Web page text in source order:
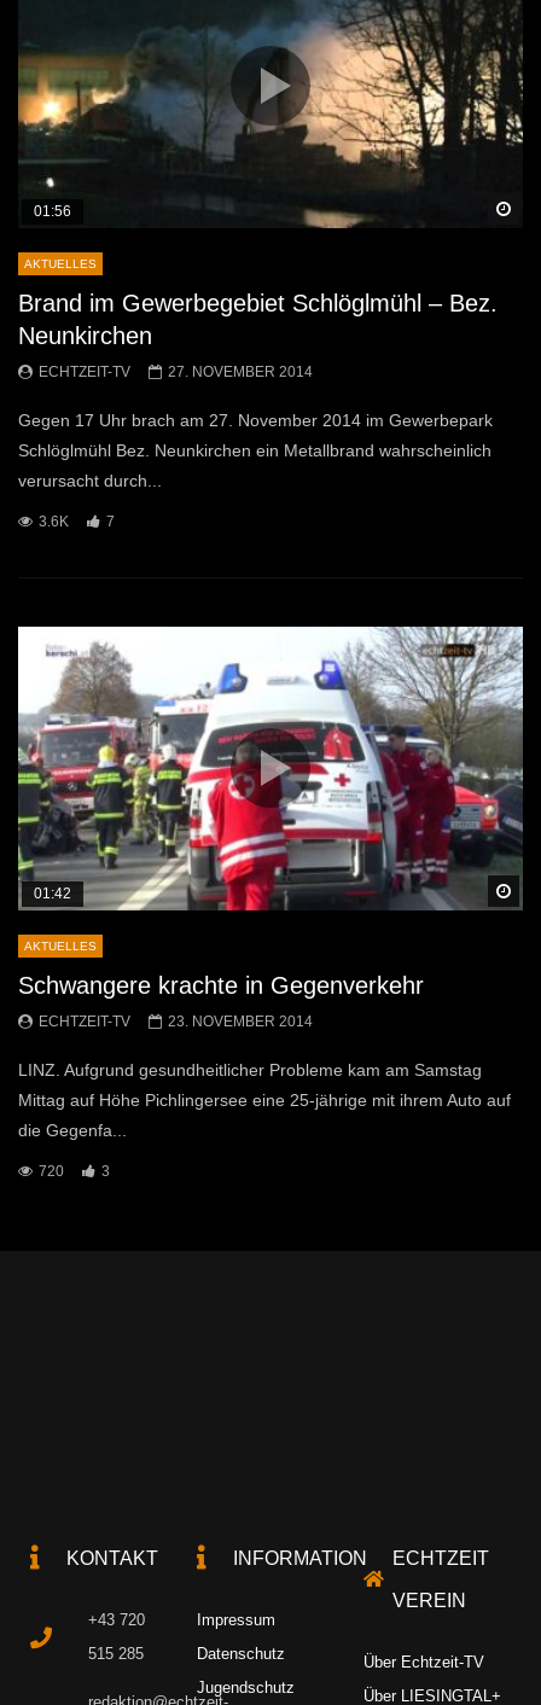
01:56
AKTUELLES
Brand im Gewerbegebiet Schlöglmühl – Bez.
Neunkirchen
ECHTZEIT-TV 27. NOVEMBER 2014
Gegen 17 Uhr brach am 27. November 2014 im Gewerbepark
Schlöglmühl Bez. Neunkirchen ein Metallbrand wahrscheinlich
verursacht durch...
3.6K 7
01:42
AKTUELLES
Schwangere krachte in Gegenverkehr
ECHTZEIT-TV 23. NOVEMBER 2014
LINZ. Aufgrund gesundheitlicher Probleme kam am Samstag
Mittag auf Höhe Pichlingersee eine 25-jährige mit ihrem Auto auf
die Gegenfa...
720 3
KONTAKT
+43 720
515 285
INFORMATION
Impressum
Datenschutz
Jugendschutz
ECHTZEIT
VEREIN
Über Echtzeit-TV
Über LIESINGTAL+